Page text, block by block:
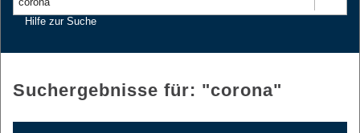
Hilfe zur Suche
Suchergebnisse für: "corona"